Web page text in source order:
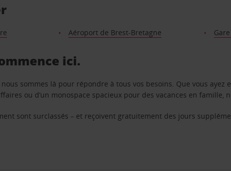
Aéroport de Brest-Bretagne
ici.
nous sommes là pour répondre à tous vos besoins. Que vous
ou d’un monospace spacieux pour des vacances en famille,
sont surclassés – et reçoivent gratuitement des jours